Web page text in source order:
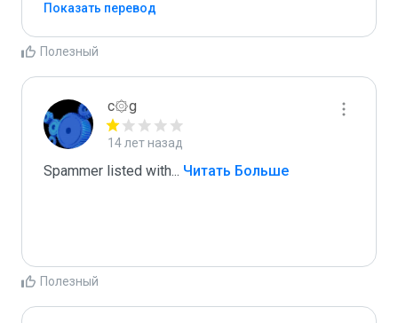
Показать перевод
Полезный
c۞g
14 лет назад
Spammer listed with... Читать Больше
Полезный